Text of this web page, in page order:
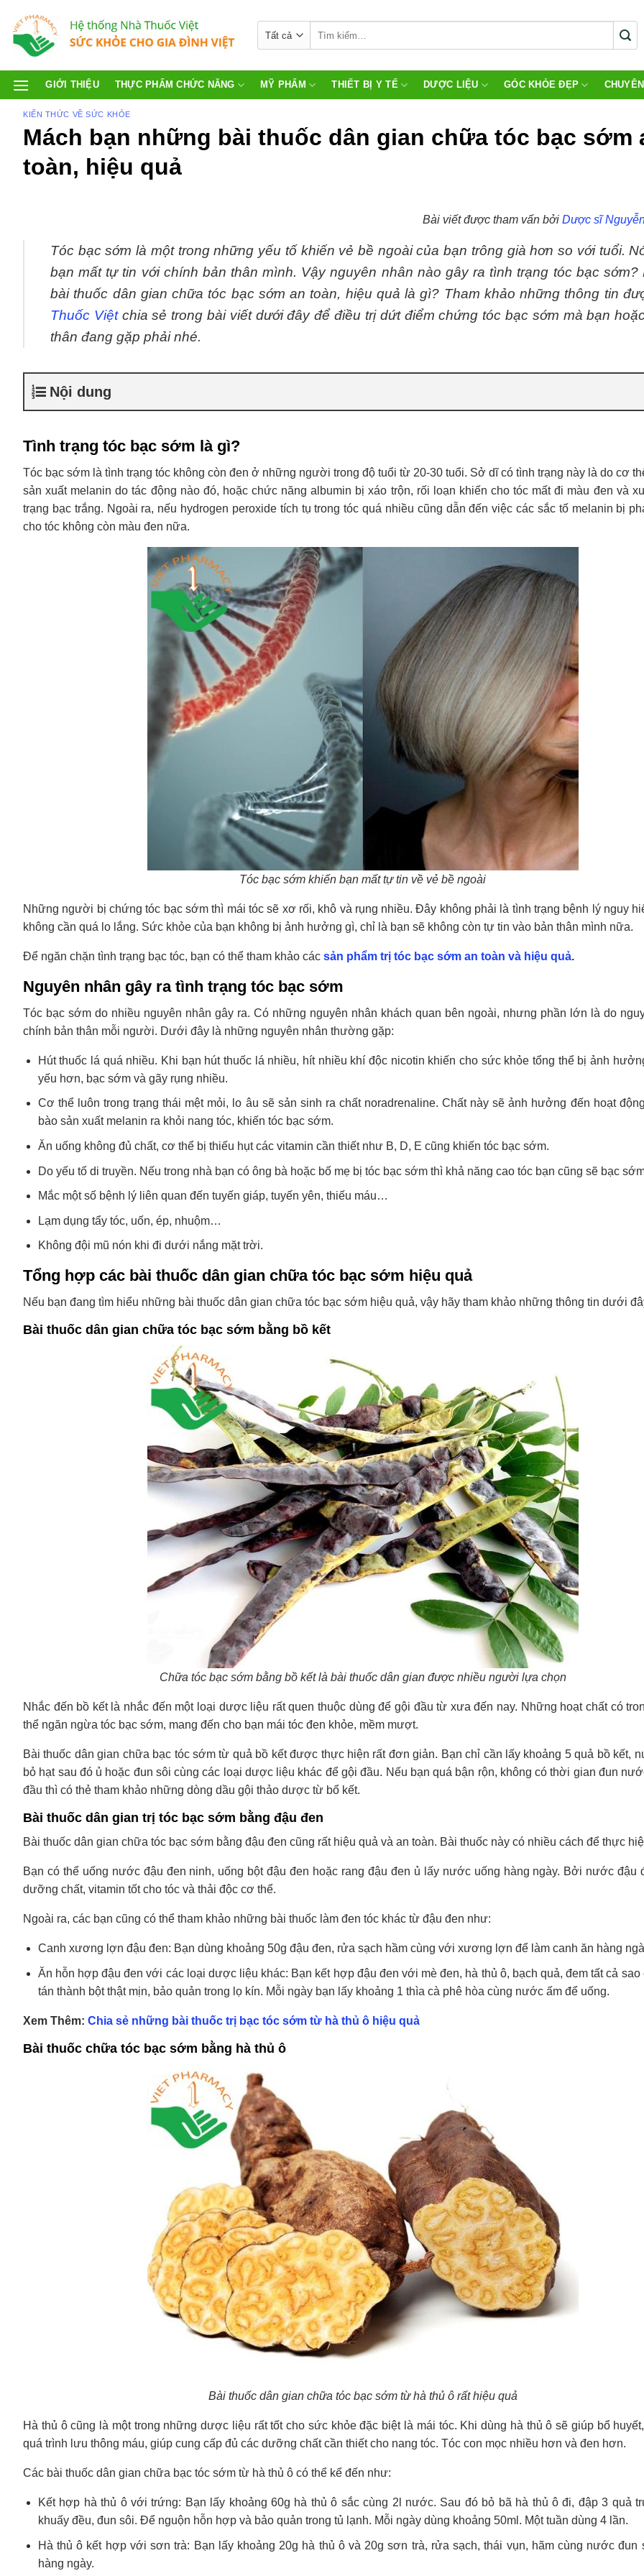
GIỚI THIỆU THỰC PHẨM CHỨC NĂNG MỸ PHẨM THIẾT BỊ Y TẾ DƯỢC LIỆU GÓC KHỎE ĐẸP
KIẾN THỨC VỀ SỨC KHỎE
Mách bạn những bài thuốc dân gian chữa tóc bạc sớm
toàn, hiệu quả
Bài viết được tham vấn bởi Dược sĩ
Tóc bạc sớm là một trong những yếu tố khiến vẻ bề ngoài của bạn trông già hơn so với tuổi.
bạn mất tự tin với chính bản thân mình. Vậy nguyên nhân nào gây ra tình trạng tóc bạc sớm?
bài thuốc dân gian chữa tóc bạc sớm an toàn, hiệu quả là gì? Tham khảo những thông tin
Thuốc Việtchia sẻ trong bài viết dưới đây để điều trị dứt điểm chứng tóc bạc sớm mà bạn
thân đang gặp phải nhé.
Nội dung
Tình trạng tóc bạc sớm là gì?
Tóc bạc sớm là tình trạng tóc không còn đen ở những người trong độ tuổi từ 20-30 tuổi. Sở dĩ có tình trạng này là do cơ
sản xuất melanin do tác động nào đó, hoặc chức năng albumin bị xáo trộn, rối loạn khiến cho tóc mất đi màu đen và
trạng bạc trắng. Ngoài ra, nếu hydrogen peroxide tích tụ trong tóc quá nhiều cũng dẫn đến việc các sắc tố melanin bị
cho tóc không còn màu đen nữa.
Tóc bạc sớm khiến bạn mất tự tin về vẻ bề ngoài
Những người bị chứng tóc bạc sớm thì mái tóc sẽ xơ rối, khô và rụng nhiều. Đây không phải là tình trạng bệnh lý nguy
không cần quá lo lắng. Sức khỏe của bạn không bị ảnh hưởng gì, chỉ là bạn sẽ không còn tự tin vào bản thân mình nữa.
Để ngăn chặn tình trạng bạc tóc, bạn có thể tham khảo các sản phẩm trị tóc bạc sớm an toàn và hiệu quả.
Nguyên nhân gây ra tình trạng tóc bạc sớm
Tóc bạc sớm do nhiều nguyên nhân gây ra. Có những nguyên nhân khách quan bên ngoài, nhưng phần lớn là do
chính bản thân mỗi người. Dưới đây là những nguyên nhân thường gặp:
Hút thuốc lá quá nhiều. Khi bạn hút thuốc lá nhiều, hít nhiều khí độc nicotin khiến cho sức khỏe tổng thể bị ảnh
yếu hơn, bạc sớm và gãy rụng nhiều.
Cơ thể luôn trong trạng thái mệt mỏi, lo âu sẽ sản sinh ra chất noradrenaline. Chất này sẽ ảnh hưởng đến hoạt
bào sản xuất melanin ra khỏi nang tóc, khiến tóc bạc sớm.
Ăn uống không đủ chất, cơ thể bị thiếu hụt các vitamin cần thiết như B, D, E cũng khiến tóc bạc sớm.
Do yếu tố di truyền. Nếu trong nhà bạn có ông bà hoặc bố mẹ bị tóc bạc sớm thì khả năng cao tóc bạn cũng sẽ bạc
Mắc một số bệnh lý liên quan đến tuyến giáp, tuyến yên, thiếu máu…
Lạm dụng tẩy tóc, uốn, ép, nhuộm…
Không đội mũ nón khi đi dưới nắng mặt trời.
Tổng hợp các bài thuốc dân gian chữa tóc bạc sớm hiệu quả
Nếu bạn đang tìm hiểu những bài thuốc dân gian chữa tóc bạc sớm hiệu quả, vậy hãy tham khảo những thông tin dưới
Bài thuốc dân gian chữa tóc bạc sớm bằng bồ kết
Chữa tóc bạc sớm bằng bồ kết là bài thuốc dân gian được nhiều người lựa chọn
Nhắc đến bồ kết là nhắc đến một loại dược liệu rất quen thuộc dùng để gội đầu từ xưa đến nay. Những hoạt chất có
thể ngăn ngừa tóc bạc sớm, mang đến cho bạn mái tóc đen khỏe, mềm mượt.
Bài thuốc dân gian chữa bạc tóc sớm từ quả bồ kết được thực hiện rất đơn giản. Bạn chỉ cần lấy khoảng 5 quả bồ kết,
bỏ hạt sau đó ủ hoặc đun sôi cùng các loại dược liệu khác để gội đầu. Nếu bạn quá bận rộn, không có thời gian đun
đầu thì có thẻ tham khảo những dòng dầu gội thảo dược từ bổ kết.
Bài thuốc dân gian trị tóc bạc sớm bằng đậu đen
Bài thuốc dân gian chữa tóc bạc sớm bằng đậu đen cũng rất hiệu quả và an toàn. Bài thuốc này có nhiều cách để thực
Bạn có thể uống nước đậu đen ninh, uống bột đậu đen hoặc rang đậu đen ủ lấy nước uống hàng ngày. Bởi nước đậu
dưỡng chất, vitamin tốt cho tóc và thải độc cơ thể.
Ngoài ra, các bạn cũng có thể tham khảo những bài thuốc làm đen tóc khác từ đậu đen như:
Canh xương lợn đậu đen: Bạn dùng khoảng 50g đậu đen, rửa sạch hầm cùng với xương lợn để làm canh ăn hàng
Ăn hỗn hợp đậu đen với các loại dược liệu khác: Bạn kết hợp đậu đen với mè đen, hà thủ ô, bạch quả, đem tất cả sao
tán thành bột thật mịn, bảo quản trong lọ kín. Mỗi ngày bạn lấy khoảng 1 thìa cà phê hòa cùng nước ấm để uống.
Xem Thêm: Chia sẻ những bài thuốc trị bạc tóc sớm từ hà thủ ô hiệu quả
Bài thuốc chữa tóc bạc sớm bằng hà thủ ô
Bài thuốc dân gian chữa tóc bạc sớm từ hà thủ ô rất hiệu quả
Hà thủ ô cũng là một trong những dược liệu rất tốt cho sức khỏe đặc biệt là mái tóc. Khi dùng hà thủ ô sẽ giúp bổ
quá trình lưu thông máu, giúp cung cấp đủ các dưỡng chất cần thiết cho nang tóc. Tóc con mọc nhiều hơn và đen hơn.
Các bài thuốc dân gian chữa bạc tóc sớm từ hà thủ ô có thể kể đến như:
Kết hợp hà thủ ô với trứng: Bạn lấy khoảng 60g hà thủ ô sắc cùng 2l nước. Sau đó bỏ bã hà thủ ô đi, đập 3 quả
khuấy đều, đun sôi. Để nguộn hỗn hợp và bảo quản trong tủ lạnh. Mỗi ngày dùng khoảng 50ml. Một tuần dùng 4 lần.
Hà thủ ô kết hợp với sơn trà: Bạn lấy khoảng 20g hà thủ ô và 20g sơn trà, rửa sạch, thái vụn, hãm cùng nước đun
hàng ngày.